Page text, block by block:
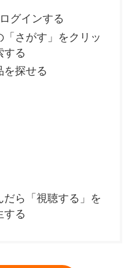
グインする
さがす」をクリッ
する
を探せる
だら「視聴する」を
する